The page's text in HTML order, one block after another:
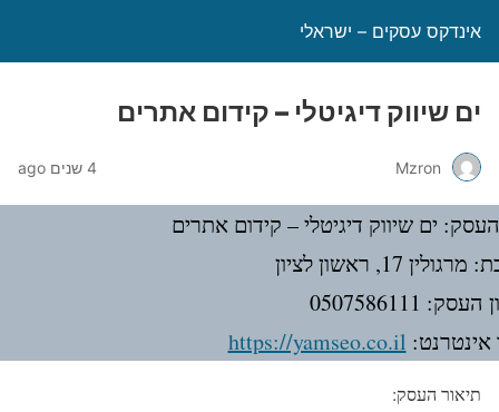
אינדקס עסקים – ישראלי
ים שיווק דיגיטלי – קידום אתרים
Mzron 4 שנים ago
ים שיווק דיגיטלי – קידום אתרים
17, ראשון לציון
0507586111
https://yamseo.co.il
תיאור העסק: